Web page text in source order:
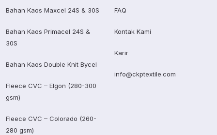
Bahan Kaos Maxcel 24S & 30S
Bahan Kaos Primacel 24S &
30S
Bahan Kaos Double Knit Bycel
Fleece CVC – Elgon (280-300
gsm)
Fleece CVC – Colorado (260-
280 gsm)
FAQ
Kontak Kami
Karir
info@ckptextile.com